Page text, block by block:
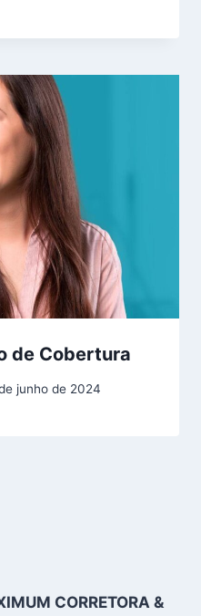
de Cobertura
junho de 2024
CORRETORA &